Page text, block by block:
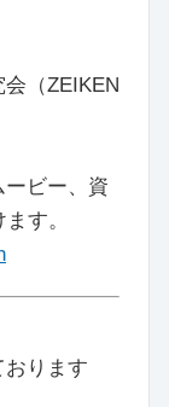
（ZEIKEN
ビー、資
す。
おります